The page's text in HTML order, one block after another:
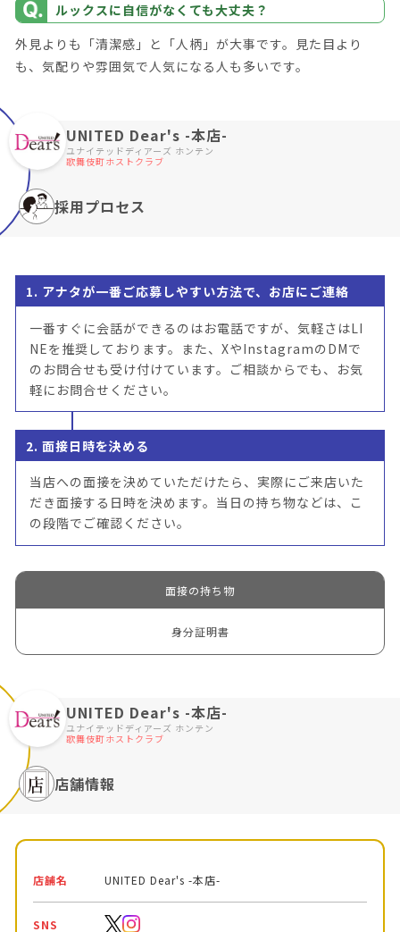
ルックスに自信がなくても大丈夫？
外見よりも「清潔感」と「人柄」が大事です。見た目より
も、気配りや雰囲気で人気になる人も多いです。
UNITED Dear's -本店-
ユナイテッドディアーズ ホンテン
歌舞伎町ホストクラブ
採用プロセス
1. アナタが一番ご応募しやすい方法で、お店にご連絡
一番すぐに会話ができるのはお電話ですが、気軽さはLI
NEを推奨しております。また、XやInstagramのDMで
のお問合せも受け付けています。ご相談からでも、お気
軽にお問合せください。
2. 面接日時を決める
当店への面接を決めていただけたら、実際にご来店いた
だき面接する日時を決めます。当日の持ち物などは、こ
の段階でご確認ください。
面接の持ち物
身分証明書
UNITED Dear's -本店-
ユナイテッドディアーズ ホンテン
歌舞伎町ホストクラブ
店舗情報
店舗名 UNITED Dear's -本店-
SNS